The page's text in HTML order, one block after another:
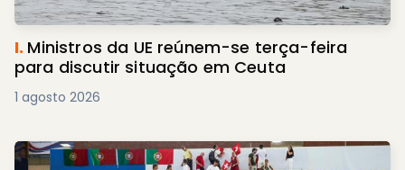
I. Ministros da UE reúnem-se terça-feira
para discutir situação em Ceuta
1 agosto 2026